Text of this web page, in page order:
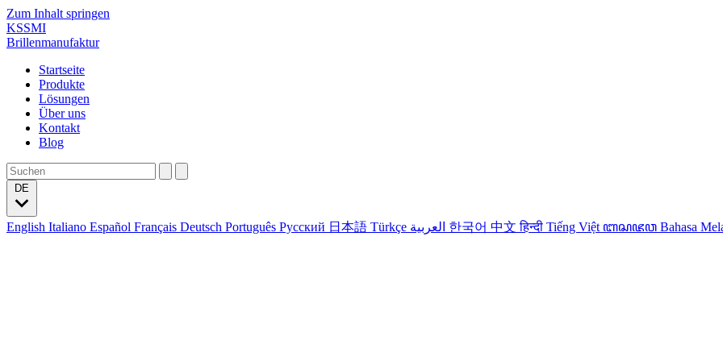
Zum Inhalt springen
KSSMI
Brillenmanufaktur
Startseite
Produkte
Lösungen
Über uns
Kontakt
Blog
English Italiano Español Français Deutsch Português Русский 日本語 Türkçe 한국어 中文हिन्दी Tiếng Việt ꦧꦱꦗꦮ Bahasa